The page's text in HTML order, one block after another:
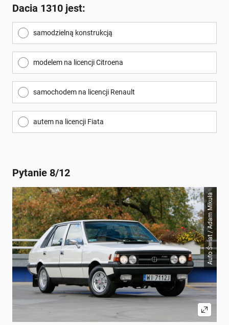
Dacia 1310 jest:
samodzielną konstrukcją
modelem na licencji Citroena
samochodem na licencji Renault
autem na licencji Fiata
Pytanie 8/12
Auto Świat / Adam Mikuła